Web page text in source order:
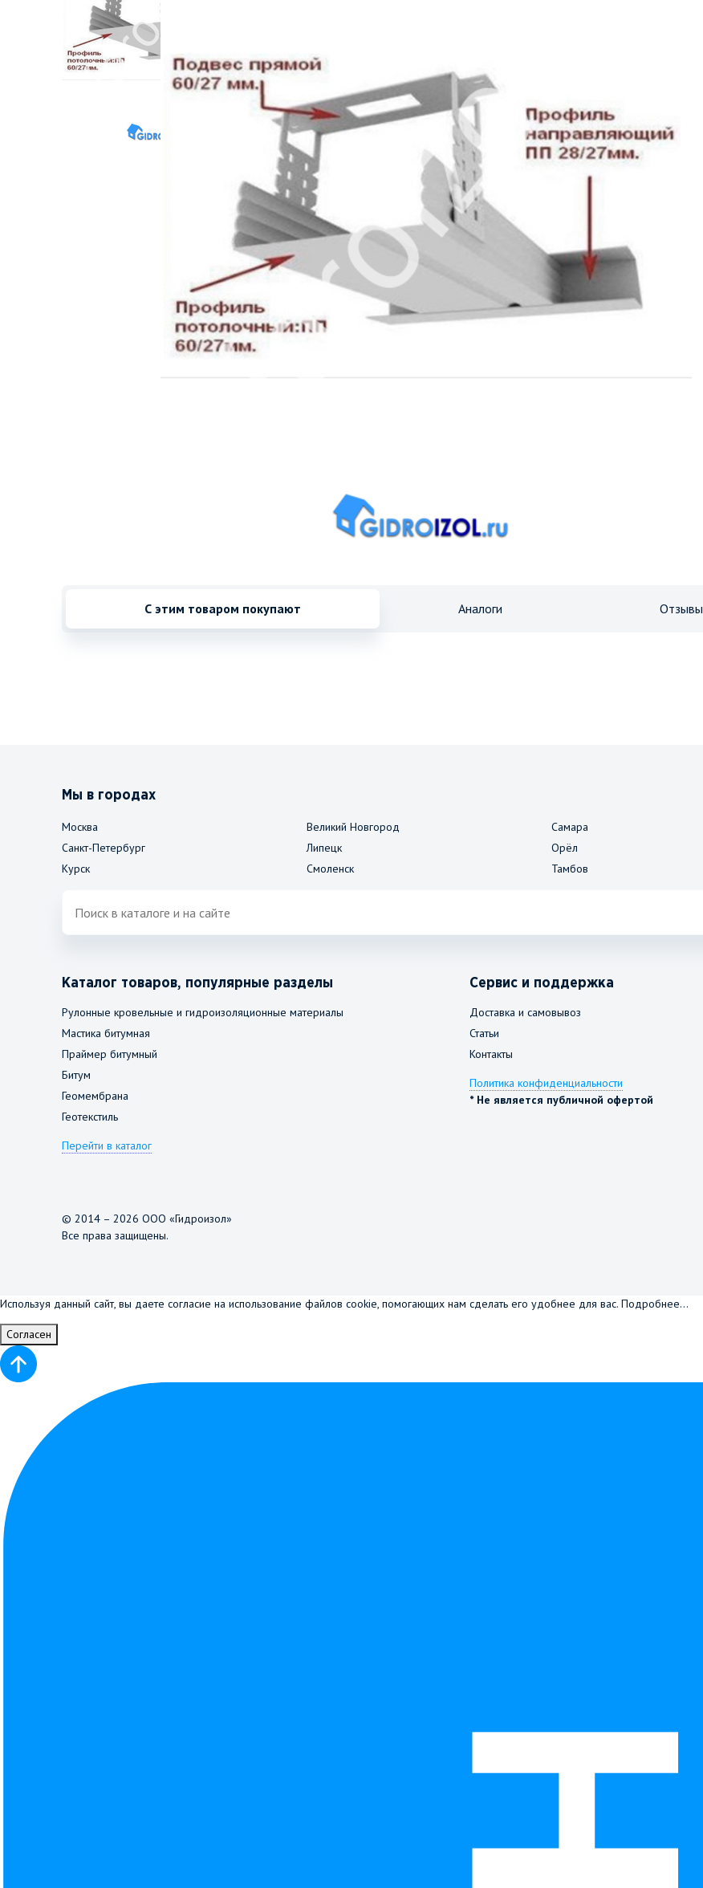
С этим товаром покупают Аналоги Отзывы
Мы в городах
Москва
Санкт-Петербург
Курск
Великий Новгород
Липецк
Смоленск
Самара
Орёл
Тамбов
Каталог товаров, популярные разделы
Рулонные кровельные и гидроизоляционные материалы
Мастика битумная
Праймер битумный
Битум
Геомембрана
Геотекстиль
Перейти в каталог
Сервис и поддержка
Доставка и самовывоз
Статьи
Контакты
Политика конфиденциальности
* Не является публичной офертой
© 2014 – 2026 ООО «Гидроизол»
Все права защищены.
Используя данный сайт, вы даете согласие на использование файлов cookie, помогающих нам сделать его удобнее для вас. Подробнее...
Согласен